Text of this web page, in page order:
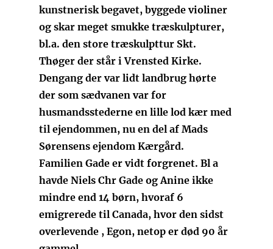
kunstnerisk begavet, byggede violiner
og skar meget smukke træskulpturer,
bl.a. den store træskulpttur Skt.
Thøger der står i Vrensted Kirke.
Dengang der var lidt landbrug hørte
der som sædvanen var for
husmandsstederne en lille lod kær med
til ejendommen, nu en del af Mads
Sørensens ejendom Kærgård.
Familien Gade er vidt forgrenet. Bl a
havde Niels Chr Gade og Anine ikke
mindre end 14 børn, hvoraf 6
emigrerede til Canada, hvor den sidst
overlevende , Egon, netop er død 90 år